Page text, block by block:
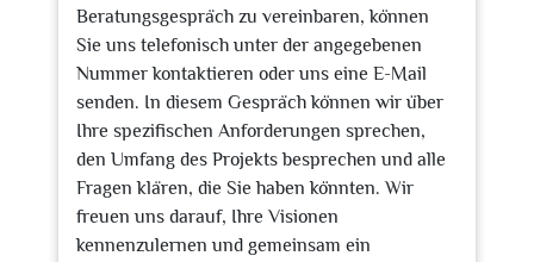
Beratungsgespräch zu vereinbaren, können
Sie uns telefonisch unter der angegebenen
Nummer kontaktieren oder uns eine E-Mail
senden. In diesem Gespräch können wir über
Ihre spezifischen Anforderungen sprechen,
den Umfang des Projekts besprechen und alle
Fragen klären, die Sie haben könnten. Wir
freuen uns darauf, Ihre Visionen
kennenzulernen und gemeinsam ein